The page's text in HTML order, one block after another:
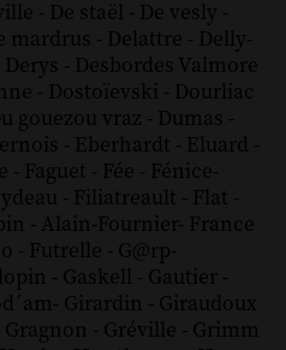
- De staël - De vesly -
mardrus - Delattre - Delly-
Derys - Desbordes Valmore
- Dostoïevski - Dourliac
gouezou vraz - Dumas -
- Eberhardt - Eluard -
- Faguet - Fée - Fénice-
- Filiatreault - Flat -
- Alain-Fournier- France
- Futrelle - G@rp-
- Gaskell - Gautier -
- Girardin - Giraudoux
Gragnon - Gréville - Grimm